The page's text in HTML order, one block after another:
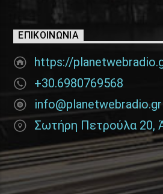
ΕΠΙΚΟΙΝΩΝΊΑ
https://
+30.6980769568
info@planetwebradio.gr
Σωτήρη Πετρούλα 20,